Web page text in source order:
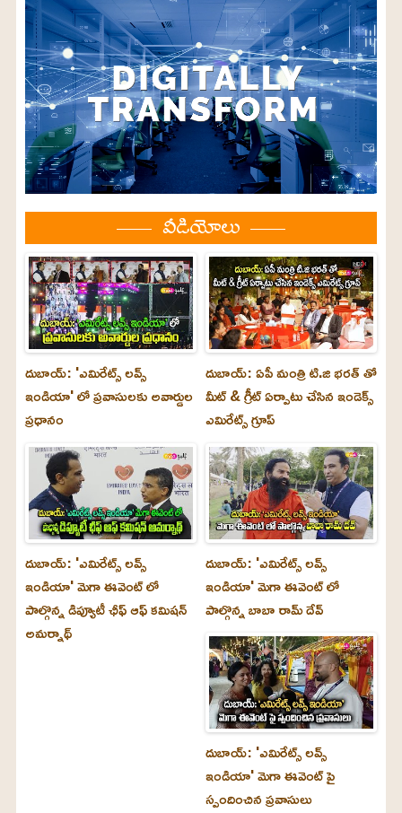
వీడియోలు
దుబాయ్: 'ఎమిరేట్స్ లవ్స్
ఇండియా' లో ప్రవాసులకు అవార్డుల
ప్రధానం
దుబాయ్: ఏపీ మంత్రి టి.జి భరత్ తో
మీట్ & గ్రీట్ ఏర్పాటు చేసిన ఇండెక్స్
ఎమిరేట్స్ గ్రూప్
దుబాయ్‌: 'ఎమిరేట్స్ లవ్స్
ఇండియా' మెగా ఈవెంట్ లో
పాల్గొన్న డిప్యూటీ ఛీఫ్ ఆఫ్ కమిషన్
అమర్నాథ్
దుబాయ్‌: 'ఎమిరేట్స్ లవ్స్
ఇండియా' మెగా ఈవెంట్ లో
పాల్గొన్న బాబా రామ్ దేవ్
దుబాయ్‌: 'ఎమిరేట్స్ లవ్స్
ఇండియా' మెగా ఈవెంట్ పై
స్పందించిన ప్రవాసులు